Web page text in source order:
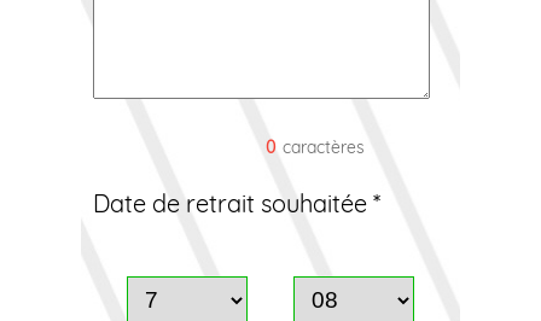
0 caractères
Date de retrait souhaitée *